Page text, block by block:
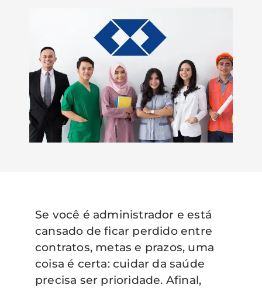
Se você é administrador e está
cansado de ficar perdido entre
contratos, metas e prazos, uma
coisa é certa: cuidar da saúde
precisa ser prioridade. Afinal,